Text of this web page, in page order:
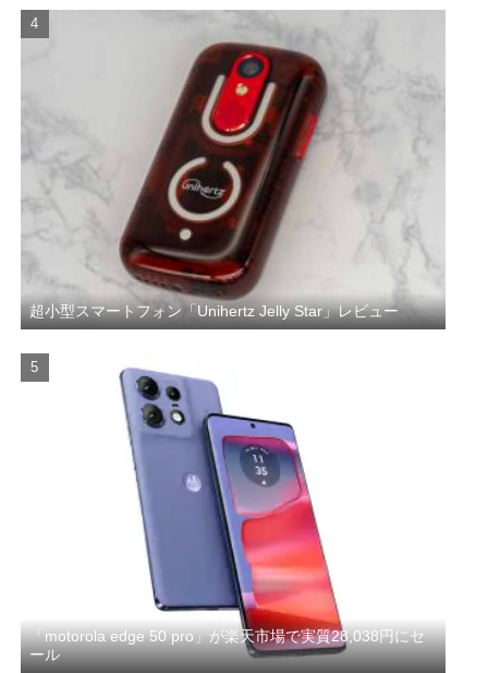
超小型スマートフォン「Unihertz Jelly Star」レビュー
「motorola edge 50 pro」が楽天市場で実質28,038円にセ
ール